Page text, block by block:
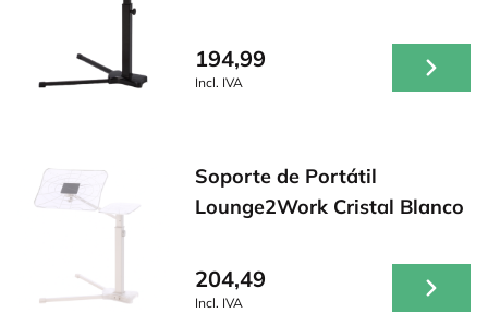
194,99
Incl. IVA
Soporte de Portátil
Lounge2Work Cristal Blanco
204,49
Incl. IVA